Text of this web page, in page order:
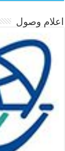
اعلام وصول